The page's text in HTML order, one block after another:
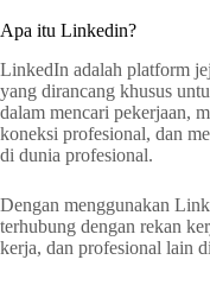
Apa itu Linkedin?
LinkedIn adalah platform
yang dirancang khusus
dalam mencari pekerjaan,
koneksi profesional, dan
di dunia profesional.
Dengan menggunakan
terhubung dengan rekan
kerja, dan profesional lain